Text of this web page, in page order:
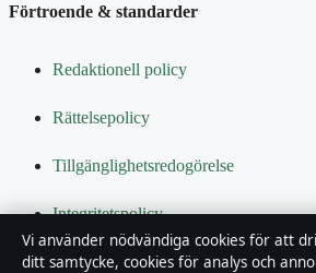
Förtroende & standarder
Redaktionell policy
Rättelsepolicy
Tillgänglighetsredogörelse
Integritetspolicy
Kändisar & integritet
Vi använder nödvändiga cookies för att
ditt samtycke, cookies för analys och